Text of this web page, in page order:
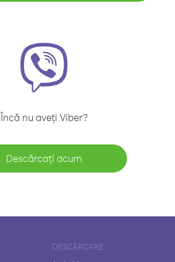
Încă nu aveți Viber?
Descărcați acum
DESCĂRCARE